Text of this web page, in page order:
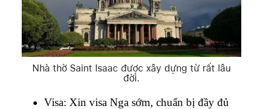
Nhà thờ Saint Isaac được xây dựng từ rất lâu
đời.
Visa: Xin visa Nga sớm, chuẩn bị đầy đủ